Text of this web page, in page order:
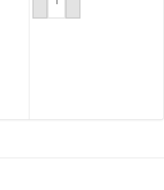
AJOUTER AU PANIER